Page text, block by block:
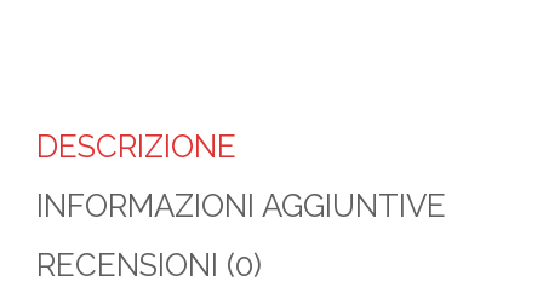
DESCRIZIONE
INFORMAZIONI AGGIUNTIVE
RECENSIONI (0)